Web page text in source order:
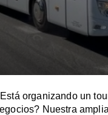
organizando un
Nuestra